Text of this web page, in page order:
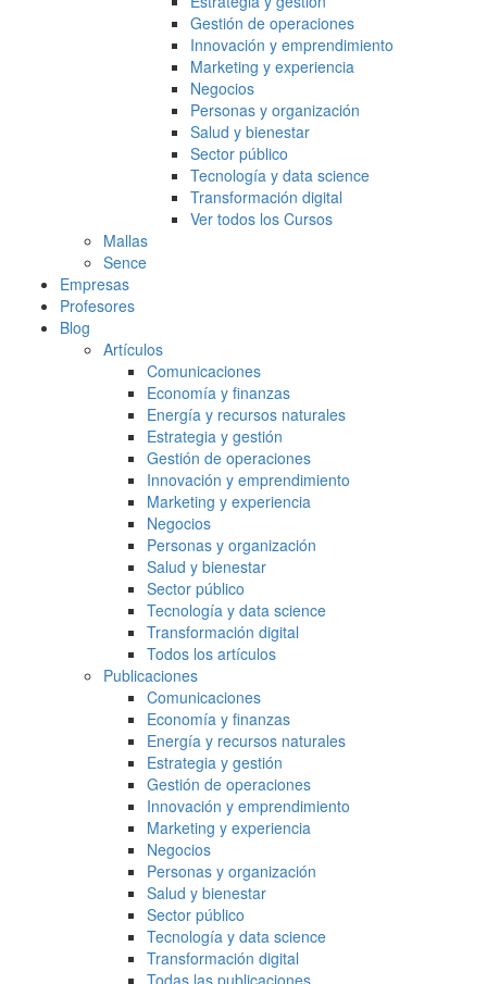
Gestión de operaciones
Innovación y emprendimiento
Marketing y experiencia
Negocios
Personas y organización
Salud y bienestar
Sector público
Tecnología y data science
Transformación digital
Ver todos los Cursos
Mallas
Sence
Empresas
Profesores
Blog
Artículos
Comunicaciones
Economía y finanzas
Energía y recursos naturales
Estrategia y gestión
Gestión de operaciones
Innovación y emprendimiento
Marketing y experiencia
Negocios
Personas y organización
Salud y bienestar
Sector público
Tecnología y data science
Transformación digital
Todos los artículos
Publicaciones
Comunicaciones
Economía y finanzas
Energía y recursos naturales
Estrategia y gestión
Gestión de operaciones
Innovación y emprendimiento
Marketing y experiencia
Negocios
Personas y organización
Salud y bienestar
Sector público
Tecnología y data science
Transformación digital